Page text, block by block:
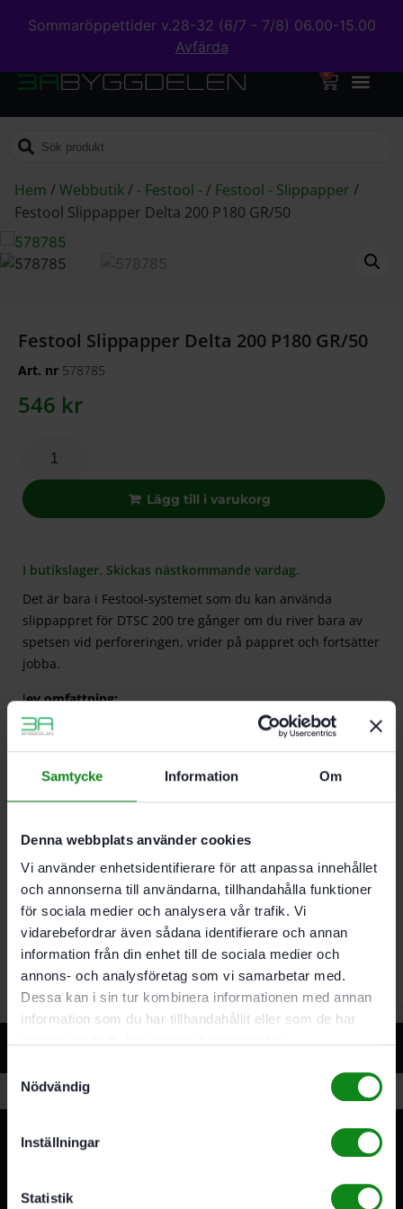
Samtycke Information Om
Denna webbplats använder cookies
Vi använder enhetsidentifierare för att anpassa innehållet
och annonserna till användarna, tillhandahålla funktioner
för sociala medier och analysera vår trafik. Vi
vidarebefordrar även sådana identifierare och annan
information från din enhet till de sociala medier och
annons- och analysföretag som vi samarbetar med.
Dessa kan i sin tur kombinera informationen med annan
information som du har tillhandahållit eller som de har
Nödvändig
Inställningar
Statistik
Sommaröppettider v.28-32 (6/7 - 7/8) 06.00-15.00
Avfärda
0
Hem /Webbutik/ - Festool -/ Festool - Slippapper /
Festool Slippapper Delta 200 P180 GR/50
Festool Slippapper Delta 200 P180 GR/50
Art. nr 578785
546 kr
Lägg till i varukorg
I butikslager. Skickas nästkommande vardag.
Det är bara i Festool-systemet som du kan använda
slippappret för DTSC 200 tre gånger om du river bara av
spetsen vid perforeringen, vrider på pappret och fortsätter
jobba.
lev.omfattning:
Delta 200 P180
GR/50 st
Det finns inga recensioner än.
Bli först med att recensera ”Festool Slippapper Delta
200 P180 GR/50”
Du måste varainloggadför att skriva en recension.